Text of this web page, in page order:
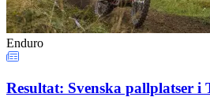
Enduro
Resultat: Svenska pallplatser i